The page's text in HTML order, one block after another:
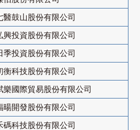
醫鼓山股份有限公司
興投資股份有限公司
季投資股份有限公司
衡科技股份有限公司
樂國際貿易股份有限公司
暘開發股份有限公司
碼科技股份有限公司